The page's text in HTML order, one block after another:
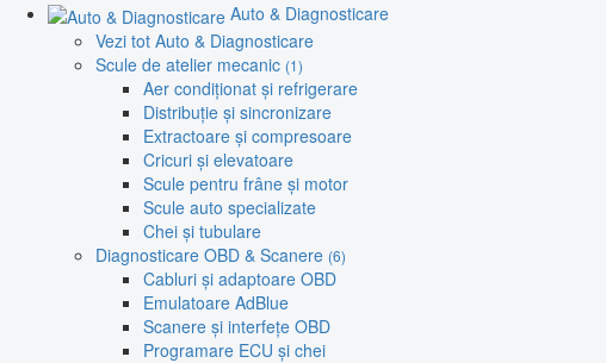
Auto & Diagnosticare
Vezi tot Auto & Diagnosticare
Scule de atelier mecanic (1)
Aer condiționat și refrigerare
Distribuție și sincronizare
Extractoare și compresoare
Cricuri și elevatoare
Scule pentru frâne și motor
Scule auto specializate
Chei și tubulare
Diagnosticare OBD & Scanere (6)
Cabluri și adaptoare OBD
Emulatoare AdBlue
Scanere și interfețe OBD
Programare ECU și chei